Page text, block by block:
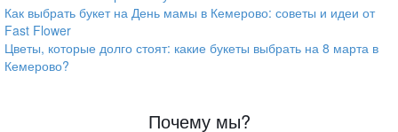
Как выбрать букет на День мамы в Кемерово: советы и идеи от
Fast Flower
Цветы, которые долго стоят: какие букеты выбрать на 8 марта в
Кемерово?
Почему мы?